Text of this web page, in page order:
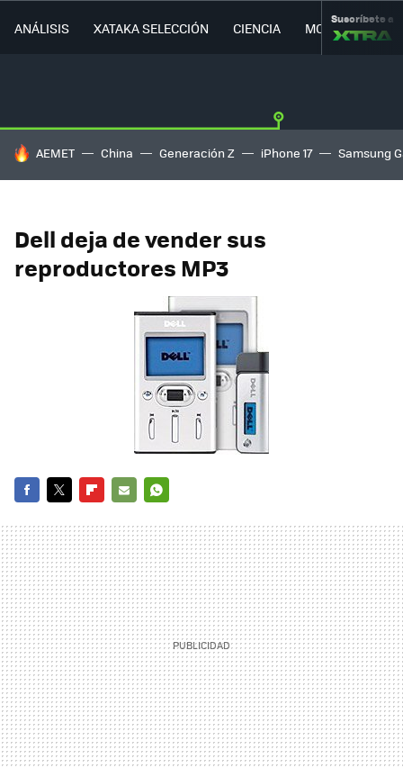
ANÁLISIS XATAKA SELECCIÓN CIENCIA MOVILIDAD
Suscríbete a
HOY SE HABLA DE
AEMET China Generación Z iPhone 17 Samsung
Dell deja de vender sus
reproductores MP3
MAIL